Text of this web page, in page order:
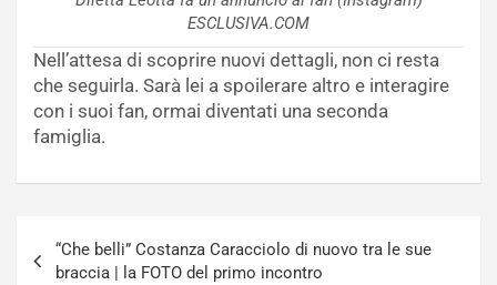
ESCLUSIVA.COM
Nell’attesa di scoprire nuovi dettagli, non ci resta
che seguirla. Sarà lei a spoilerare altro e interagire
con i suoi fan, ormai diventati una seconda
famiglia.
articoli
“Che belli” Costanza Caracciolo di nuovo tra le sue
braccia | la FOTO del primo incontro